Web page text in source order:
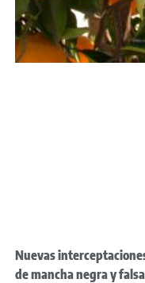
Nuevas
de mancha negra y